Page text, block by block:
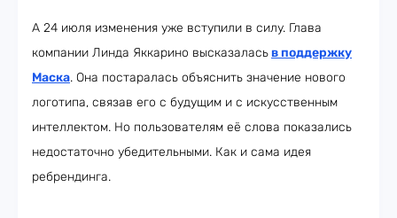
А 24 июля изменения уже вступили в силу. Глава
компании Линда Яккарино высказаласьв поддержку
Маска. Она постаралась объяснить значение нового
логотипа, связав его с будущим и с искусственным
интеллектом. Но пользователям её слова показались
недостаточно убедительными. Как и сама идея
ребрендинга.